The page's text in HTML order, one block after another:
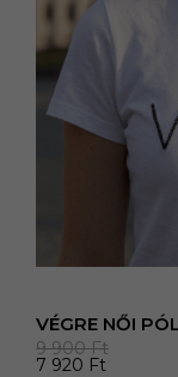
VÉGRE NŐI
9 900Ft
7 920 Ft